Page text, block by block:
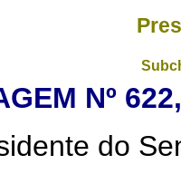
Nº
do